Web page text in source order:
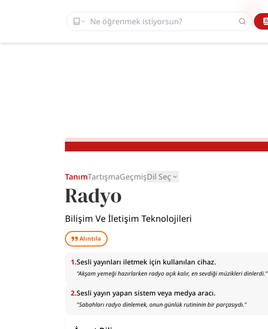
TanımTartışmaGeçmişDil Seç
Radyo
Bilişim Ve İletişim Teknolojileri
Alıntıla
1.Sesli yayınları iletmek için kullanılan cihaz.
"Akşam yemeği hazırlarken radyo açık kalır, en sevdiği müzikleri dinlerdi."
2.Sesli yayın yapan sistem veya medya aracı.
"Sabahları radyo dinlemek, onun günlük rutininin bir parçasıydı."